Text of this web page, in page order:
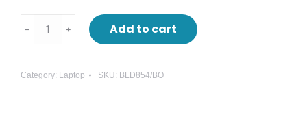
UPS
Add to cart
Category: Laptop SKU: BLD854/BO